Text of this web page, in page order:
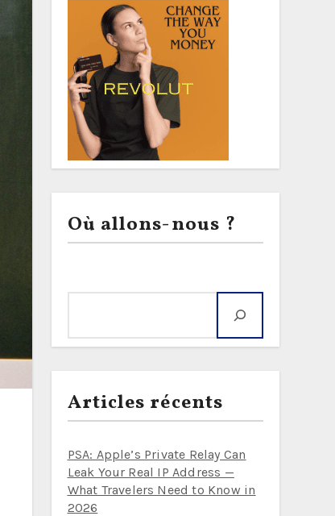
Où allons-nous ?
Articles récents
PSA: Apple’s Private Relay Can
Leak Your Real IP Address —
What Travelers Need to Know in
2026